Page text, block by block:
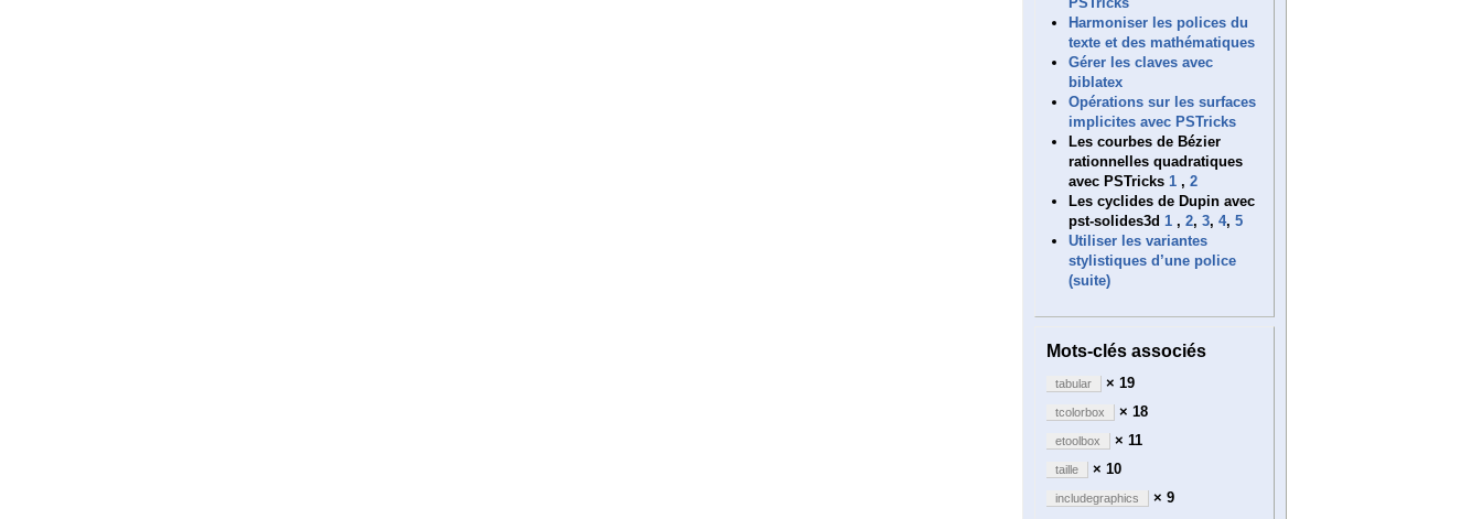
Harmoniser les polices du
texte et des mathématiques
Gérer les claves avec
biblatex
Opérations sur les surfaces
implicites avec PSTricks
Les courbes de Bézier
rationnelles quadratiques
avec PSTricks 1 , 2
Les cyclides de Dupin avec
pst-solides3d 1 , 2, 3, 4, 5
Utiliser les variantes
stylistiques d’une police
(suite)
Mots-clés associés
tabular × 19
tcolorbox × 18
etoolbox × 11
taille × 10
includegraphics
× 9